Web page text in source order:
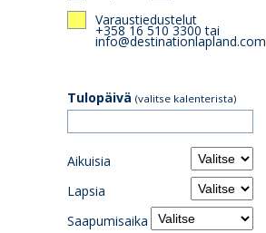
Varaustiedustelut
+358 16 510 3300 tai
info@destinationlapland.com
Tulopäivä (valitse kalenterista)
Aikuisia
Lapsia
Saapumisaika